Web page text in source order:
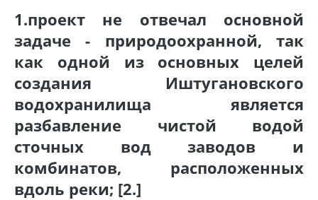
1.проект не отвечал основной
задаче - природоохранной, так
как одной из основных целей
создания Иштугановского
водохранилища является
разбавление чистой водой
сточных вод заводов и
комбинатов, расположенных
вдоль реки; [2.]